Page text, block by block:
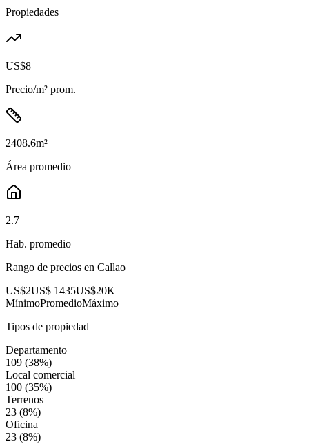
Propiedades
US$8
Precio/m² prom.
2408.6m²
Área promedio
2.7
Hab. promedio
Rango de precios en Callao
US$2US$ 1435US$20K
MínimoPromedioMáximo
Tipos de propiedad
Departamento
109 (38%)
Local comercial
100 (35%)
Terrenos
23 (8%)
Oficina
23 (8%)